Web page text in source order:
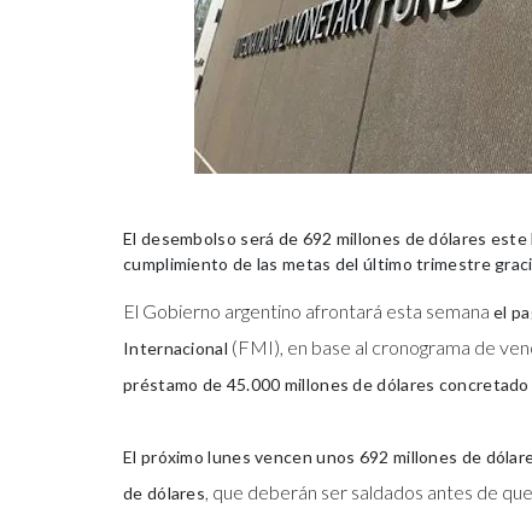
El desembolso será de 692 millones de dólares
cumplimiento de las metas del último trimestre
El Gobierno argentino afrontará esta semana el
Internacional (FMI), en base al cronograma de
préstamo de 45.000 millones de dólares
El próximo lunes vencen unos 692 millones de
de dólares, que deberán ser saldados antes de